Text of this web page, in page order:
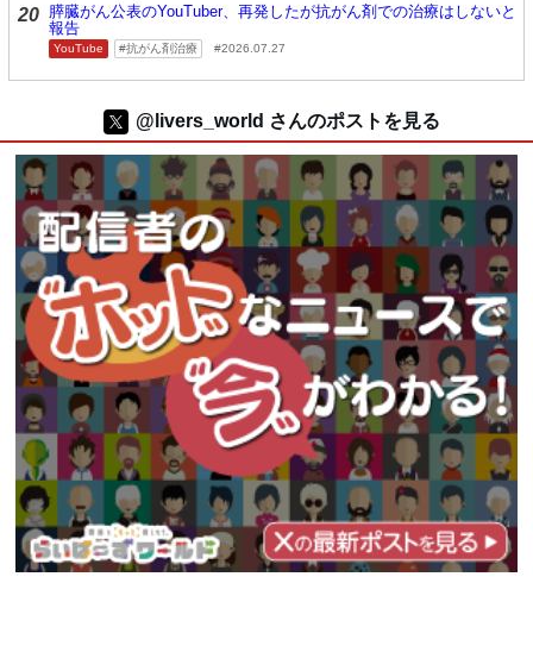
20 膵臓がん公表のYouTuber、再発したが抗がん剤での治療はしないと
報告
YouTube 抗がん剤治療 2026.07.27
@livers_world さんのポストを見る